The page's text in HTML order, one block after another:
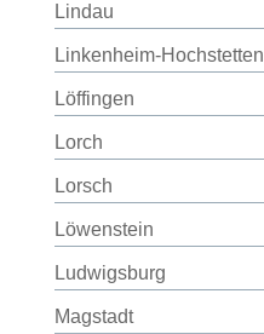
Lindau
Linkenheim-Hochstetten
Löffingen
Lorch
Lorsch
Löwenstein
Ludwigsburg
Magstadt